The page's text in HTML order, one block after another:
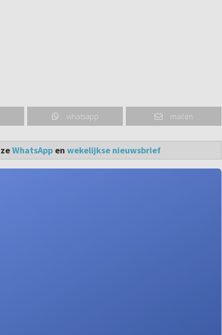
whatsapp mailen
WhatsAppen wekelijkse nieuwsbrief